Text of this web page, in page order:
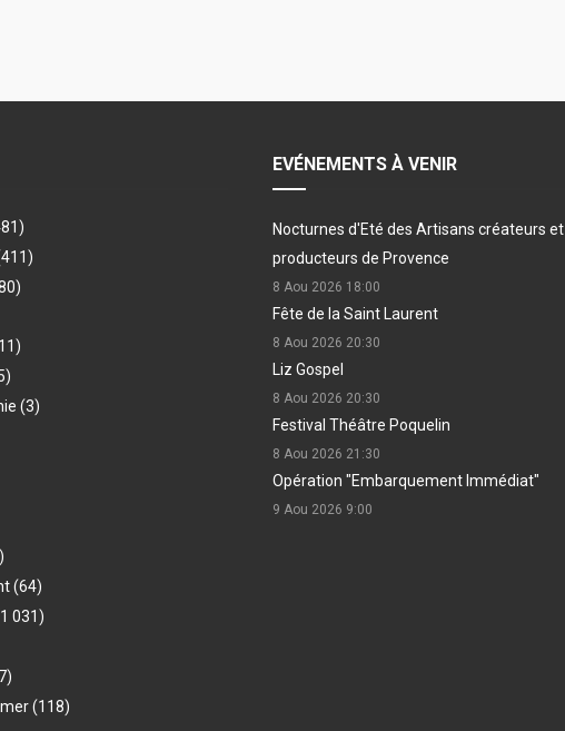
(3)
(64)
031)
mer(118)
EVÉNEMENTS À VENIR
Nocturnes d'Eté des Artisans créateurs et
producteurs de Provence
8 Aou 2026 18:00
Fête de la Saint Laurent
8 Aou 2026 20:30
Liz Gospel
8 Aou 2026 20:30
Festival Théâtre Poquelin
8 Aou 2026 21:30
Opération "Embarquement Immédiat"
9 Aou 2026 9:00